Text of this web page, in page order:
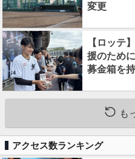
変更
【ロッテ
援のため
募金箱を
も
アクセス数ランキング